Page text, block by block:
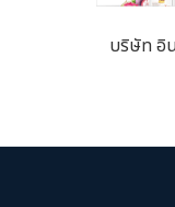
บริษัท อิ